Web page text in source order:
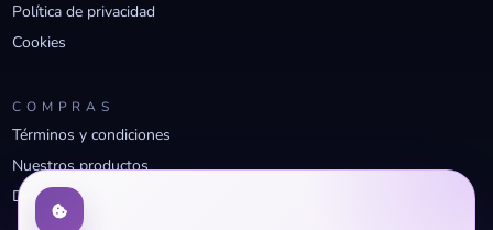
Política de privacidad
Cookies
COMPRAS
Términos y condiciones
Nuestros productos
Descuentos profesionales